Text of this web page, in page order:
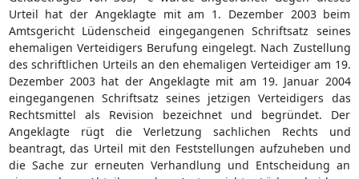
Urteil hat der Angeklagte mit am 1. Dezember 2003 beim
Amtsgericht Lüdenscheid eingegangenen Schriftsatz seines
ehemaligen Verteidigers Berufung eingelegt. Nach Zustellung
des schriftlichen Urteils an den ehemaligen Verteidiger am 19.
Dezember 2003 hat der Angeklagte mit am 19. Januar 2004
eingegangenen Schriftsatz seines jetzigen Verteidigers das
Rechtsmittel als Revision bezeichnet und begründet. Der
Angeklagte rügt die Verletzung sachlichen Rechts und
beantragt, das Urteil mit den Feststellungen aufzuheben und
die Sache zur erneuten Verhandlung und Entscheidung an